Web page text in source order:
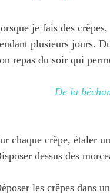
je fais des
plusieurs jours.
repas du soir qui
De la
chaque crêpe, étaler
dessus des
les crêpes dans